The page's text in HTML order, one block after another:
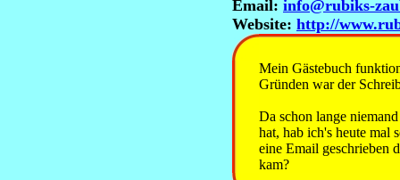
Email: info@rubiks-
Website: http://
Mein Gästebuch
Gründen war der
Da schon lange
hat, hab ich's heute mal
eine Email geschrieben
kam?